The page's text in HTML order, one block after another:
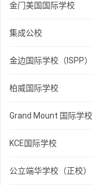
金门美国国际学校
集成公校
金边国际学校（ISPP）
柏威国际学校
Grand Mount 国际学校
KCE国际学校
公立端华学校（正校）